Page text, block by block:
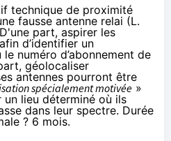
technique de proximité
fausse antenne relai (L.
part, aspirer les
d’identifier un
numéro d’abonnement de
géolocaliser
antennes pourront être
spécialement motivée »
un lieu déterminé où ils
dans leur spectre. Durée
? 6 mois.